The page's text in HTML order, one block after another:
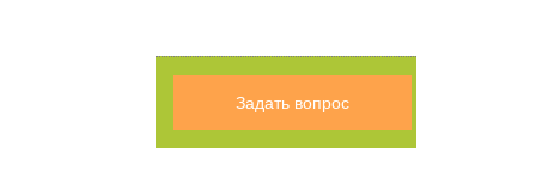
Задать вопрос